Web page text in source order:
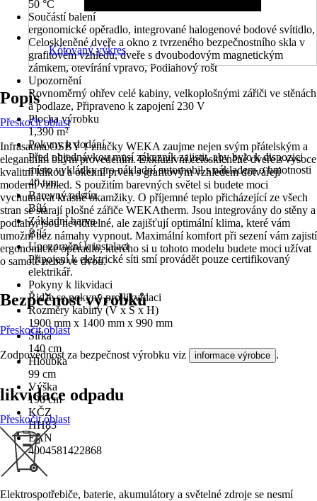
50 °C
Součástí balení
ergonomické opěradlo, integrované halogenové bodové svítidlo,
Celoskleněné dveře a okno z tvrzeného bezpečnostního skla v
grafitovém vzhledu, dveře s dvoubodovým magnetickým
zámkem, otevírání vpravo, Podlahový rošt
Upozornění
Rovnoměrný ohřev celé kabiny, velkoplošnými zářiči ve stěnách
a podlaze, Připraveno k zapojení 230 V
Plocha výrobku
1,390 m²
Pokyny k dodání
Před objednávkou musí zákazník zajistit, aby bylo k dispozici
místo vykládky pro nákladní automobil s nákladem o hmotnosti
40 tun.
Barevný odstín
Bílá
Základní barva
Bílá
Upozornění k instalaci
Připojení k elektrické síti smí provádět pouze certifikovaný
elektrikář.
Pokyny k likvidaci
Řiďte se pokyny pro likvidaci
Rozměry kabiny (V x Š x H)
1900 mm x 1400 mm x 990 mm
Šířka
140 cm
Hloubka
99 cm
Výška
190 cm
KČZ
HH83
EAN
4004581422868
Kótovaný výkres
Popis
Přeskočit oblast
Infrasauna OSBY 1 značky WEKA zaujme nejen svým přátelským a
elegantním bílým provedením. Exkluzivní celoskleněné dveře s vysoce
kvalitní klikou a okenní prvek s grafitovým vzhledem dotvářejí
moderní vzhled. S použitím barevných světel si budete moci
vychutnávat krásné okamžiky. O příjemné teplo přicházející ze všech
stran se starají plošné zářiče WEKAtherm. Jsou integrovány do stěny a
podlahy, jsou neviditelné, ale zajišťují optimální klima, které vám
umožní bez námahy vypnout. Maximální komfort při sezení vám zajistí
ergonomické opěradlo, kterého si u tohoto modelu budete moci užívat
o samotě nebo ve dvou.
Bezpečnost výrobků
Přeskočit oblast
Zodpovědnost za bezpečnost výrobku viz informace výrobce .
likvidace odpadu
Přeskočit oblast
Elektrospotřebiče, baterie, akumulátory a světelné zdroje se nesmí